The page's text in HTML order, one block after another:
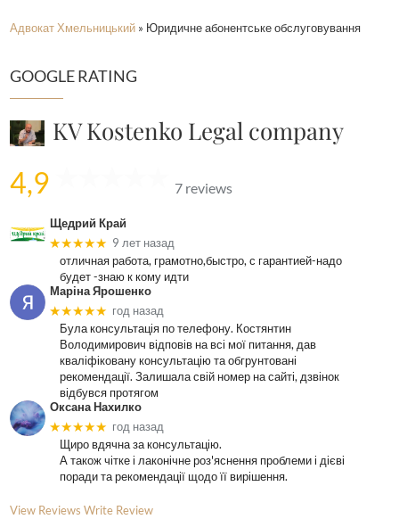
Адвокат Хмельницький » Юридичне абонентське обслуговування
GOOGLE RATING
KV Kostenko Legal company
4,9 7 reviews
Щедрий Край
★★★★★ 9 лет назад
отличная работа, грамотно,быстро, с гарантией-надо
будет -знаю к кому идти
Маріна Ярошенко
★★★★★ год назад
Була консультація по телефону. Костянтин
Володимирович відповів на всі мої питання, дав
кваліфіковану консультацію та обгрунтовані
рекомендації. Залишала свій номер на сайті, дзвінок
відбувся протягом
Оксана Нахилко
★★★★★ год назад
Щиро вдячна за консультацію.
А також чітке і лаконічне роз'яснення проблеми і дієві
поради та рекомендації щодо її вирішення.
View Reviews Write Review